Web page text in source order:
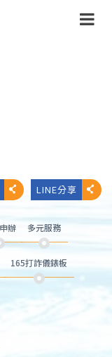
LINE分享
辦 多元服務
165打詐儀錶板